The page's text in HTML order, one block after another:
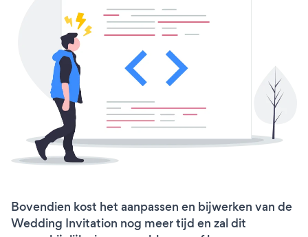
Bovendien kost het aanpassen en bijwerken van de
Wedding Invitation nog meer tijd en zal dit